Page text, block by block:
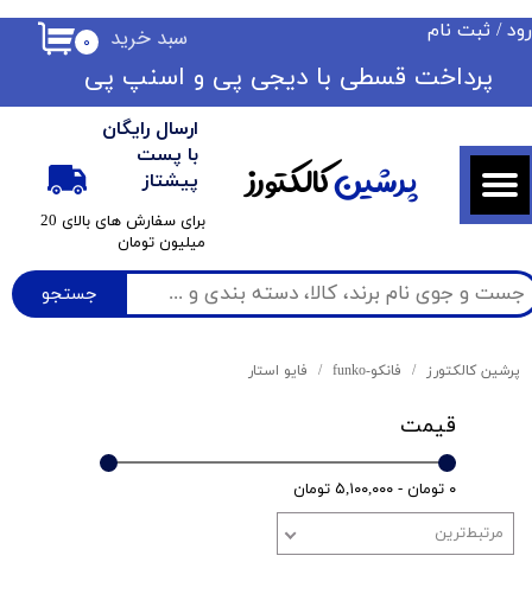
جستجو
ارسال رایگان
با پست
پیشتاز
​برای سفارش های بالای 20
میلیون تومان
۰ سبد خرید / ثبت نام
حساب کاربری من
تغییر گذر واژه
سفارشات
خروج از حساب کاربری
​​پرداخت قسطی با دیجی پی ​​​​​​​و اسنپ پی
پرشینکالکتورز
پرشین کالکتورز فانکو-funko فایو استار
قیمت
۰ تومان - ۵,۱۰۰,۰۰۰ تومان
مرتبط‌ترین